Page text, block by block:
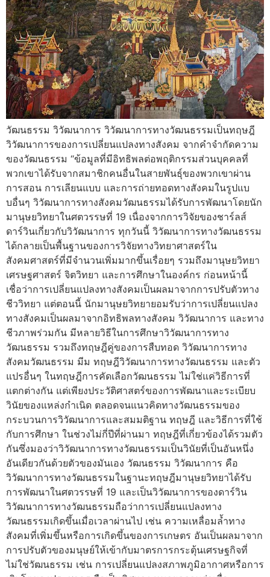
วัฒนธรรม วิวัฒนาการ วิวัฒนาการทางวัฒนธรรมเป็นทฤษฎี
วิวัฒนาการของการเปลี่ยนแปลงทางสังคม จากคำจำกัดความ
ของวัฒนธรรม “ข้อมูลที่มีอิทธิพลต่อพฤติกรรมส่วนบุคคลที่
พวกเขาได้รับจากสมาชิกคนอื่นในสายพันธุ์ของพวกเขาผ่าน
การสอน การเลียนแบบ และการถ่ายทอดทางสังคมในรูปแบ
บอื่นๆ วิวัฒนาการทางสังคมวัฒนธรรมได้รับการพัฒนาโดยนัก
มานุษยวิทยาในศตวรรษที่ 19 เนื่องจากการวิจัยของชาร์ลส์
ดาร์วินเกี่ยวกับวิวัฒนาการ ทุกวันนี้ วิวัฒนาการทางวัฒนธรรม
ได้กลายเป็นพื้นฐานของการวิจัยทางวิทยาศาสตร์ใน
สังคมศาสตร์ที่มีจำนวนเพิ่มมากขึ้นเรื่อยๆ รวมถึงมานุษยวิทยา
เศรษฐศาสตร์ จิตวิทยา และการศึกษาในองค์กร ก่อนหน้านี้
เชื่อว่าการเปลี่ยนแปลงทางสังคมเป็นผลมาจากการปรับตัวทาง
ชีววิทยา แต่ตอนนี้ นักมานุษยวิทยายอมรับว่าการเปลี่ยนแปลง
ทางสังคมเป็นผลมาจากอิทธิพลทางสังคม วิวัฒนาการ และทาง
ชีวภาพร่วมกัน มีหลายวิธีในการศึกษาวิวัฒนาการทาง
วัฒนธรรม รวมถึงทฤษฎีคู่ของการสืบทอด วิวัฒนาการทาง
สังคมวัฒนธรรม มีม ทฤษฎีวิวัฒนาการทางวัฒนธรรม และตัว
แปรอื่นๆ ในทฤษฎีการคัดเลือกวัฒนธรรม ไม่ใช่แค่วิธีการที่
แตกต่างกัน แต่เพียงประวัติศาสตร์ของการพัฒนาและระเบียบ
วินัยของแหล่งกำเนิด ตลอดจนแนวคิดทางวัฒนธรรมของ
กระบวนการวิวัฒนาการและสมมติฐาน ทฤษฎี และวิธีการที่ใช้
กับการศึกษา ในช่วงไม่กี่ปีที่ผ่านมา ทฤษฎีที่เกี่ยวข้องได้รวมตัว
กันซึ่งมองว่าวิวัฒนาการทางวัฒนธรรมเป็นวินัยที่เป็นอันหนึ่ง
อันเดียวกันด้วยตัวของมันเอง วัฒนธรรม วิวัฒนาการ คือ
วิวัฒนาการทางวัฒนธรรมในฐานะทฤษฎีมานุษยวิทยาได้รับ
การพัฒนาในศตวรรษที่ 19 และเป็นวิวัฒนาการของดาร์วิน
วิวัฒนาการทางวัฒนธรรมถือว่าการเปลี่ยนแปลงทาง
วัฒนธรรมเกิดขึ้นเมื่อเวลาผ่านไป เช่น ความเหลื่อมล้ำทาง
สังคมที่เพิ่มขึ้นหรือการเกิดขึ้นของการเกษตร อันเป็นผลมาจาก
การปรับตัวของมนุษย์ให้เข้ากับมาตรการกระตุ้นเศรษฐกิจที่
ไม่ใช่วัฒนธรรม เช่น การเปลี่ยนแปลงสภาพภูมิอากาศหรือการ